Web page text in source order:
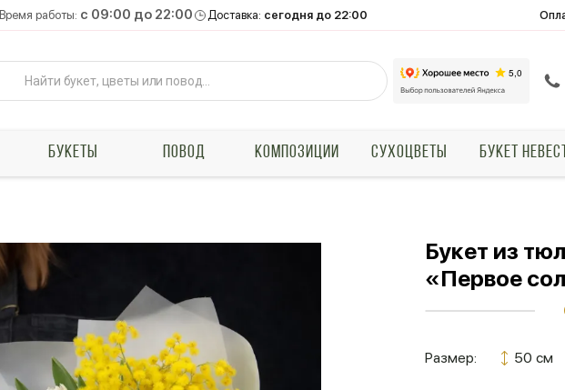
Время работы: c 09:00 до 22:00 Доставка: сегодня до 22:00
БУКЕТЫ ПОВОД КОМПОЗИЦИИ СУХОЦВЕТЫ БУКЕТ
Букет из
«Первое
Размер: 50 см